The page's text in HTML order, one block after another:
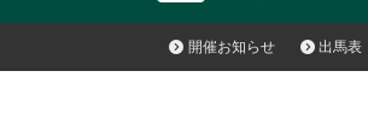
開催お知らせ 出馬表